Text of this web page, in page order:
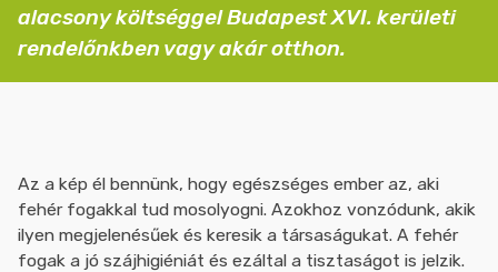
alacsony költséggel Budapest XVI. kerületi
rendelőnkben vagy akár otthon.
Az a kép él bennünk, hogy egészséges ember az, aki
fehér fogakkal tud mosolyogni. Azokhoz vonzódunk, akik
ilyen megjelenésűek és keresik a társaságukat. A fehér
fogak a jó szájhigiéniát és ezáltal a tisztaságot is jelzik.